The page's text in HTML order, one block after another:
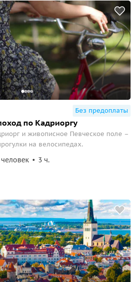
Без предоплаты
по Кадриоргу
поле –
на велосипедах.
3 ч.